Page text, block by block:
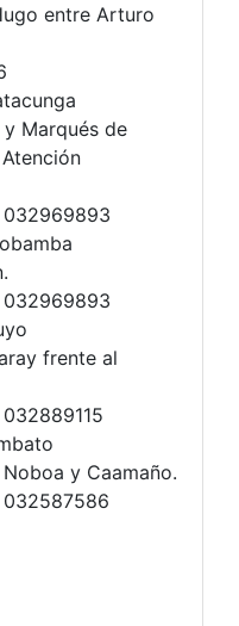
entre Arturo
y Marqués de
032969893
032969893
frente al
y Caamaño.